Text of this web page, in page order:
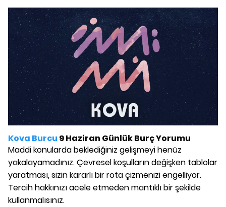
Kova Burcu 9 Haziran Günlük Burç Yorumu
Maddi konularda beklediğiniz gelişmeyi henüz
yakalayamadınız. Çevresel koşulların değişken tablolar
yaratması, sizin kararlı bir rota çizmenizi engelliyor.
Tercih hakkınızı acele etmeden mantıklı bir şekilde
kullanmalısınız.